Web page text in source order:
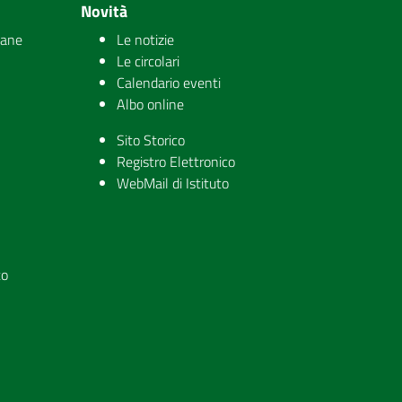
Novità
Le notizie
Le circolari
Calendario eventi
Albo online
Sito Storico
Registro Elettronico
WebMail di Istituto